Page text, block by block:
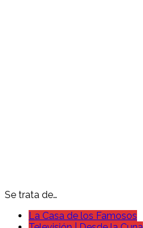
Se trata de…
La Casa de los Famosos